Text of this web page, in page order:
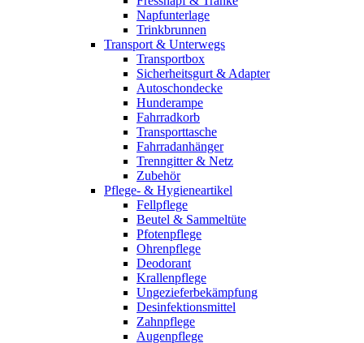
Napfunterlage
Trinkbrunnen
Transport & Unterwegs
Transportbox
Sicherheitsgurt & Adapter
Autoschondecke
Hunderampe
Fahrradkorb
Transporttasche
Fahrradanhänger
Trenngitter & Netz
Zubehör
Pflege- & Hygieneartikel
Fellpflege
Beutel & Sammeltüte
Pfotenpflege
Ohrenpflege
Deodorant
Krallenpflege
Ungezieferbekämpfung
Desinfektionsmittel
Zahnpflege
Augenpflege